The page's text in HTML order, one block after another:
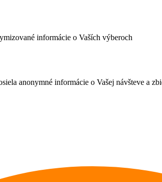
informácie o Vaších výberoch
anonymné informácie o Vašej návšteve a